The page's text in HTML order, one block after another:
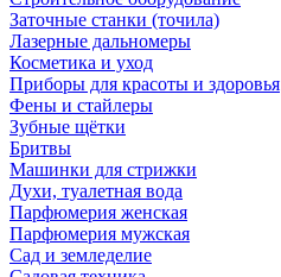
Заточные станки (точила)
Лазерные дальномеры
Косметика и уход
Приборы для красоты и здоровья
Фены и стайлеры
Зубные щётки
Бритвы
Машинки для стрижки
Духи, туалетная вода
Парфюмерия женская
Парфюмерия мужская
Сад и земледелие